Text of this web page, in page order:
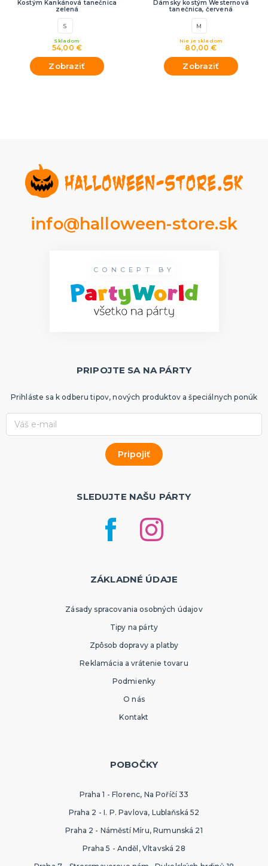
Kostým Kankánová tanečnica
zelená
S
54,00 €
Skladom
Zobraziť
Dámsky kostým Westernová
tanečnica, červená
M
80,00 €
Nie je skladom
Zobraziť
info@halloween-store.sk
CONCEPT BY
PRIPOJTE SA NA PÁRTY
Prihláste sa k odberu tipov, nových produktov a špeciálnych ponúk
SLEDUJTE NAŠU PÁRTY
ZÁKLADNÉ ÚDAJE
Zásady spracovania osobných údajov
Tipy na párty
Zpôsob dopravy a platby
Reklamácia a vrátenie tovaru
Podmienky
O nás
Kontakt
POBOČKY
Praha 1 - Florenc, Na Poříčí 33
Praha 2 - I. P. Pavlova, Lublaňská 52
Praha 2 - Náměstí Míru, Rumunská 21
Praha 5 - Anděl, Vltavská 28